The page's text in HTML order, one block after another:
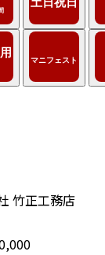
竹正工務店